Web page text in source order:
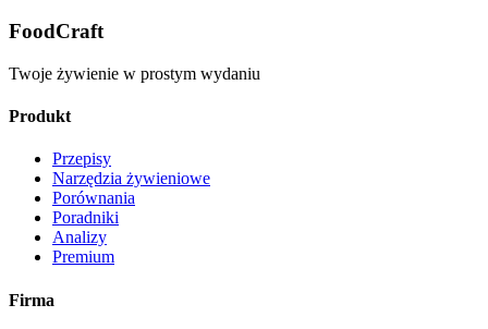
FoodCraft
Twoje żywienie w prostym wydaniu
Produkt
Przepisy
Narzędzia żywieniowe
Porównania
Poradniki
Analizy
Premium
Firma